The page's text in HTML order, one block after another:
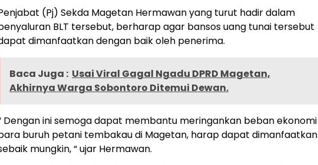
(Pj) Sekda Magetan Hermawan yang turut hadir dalam
BLT tersebut, berharap agar bansos uang tunai tersebut
dimanfaatkan dengan baik oleh penerima.
Baca Juga : Usai Viral Gagal Ngadu DPRD Magetan,
Akhirnya Warga Sobontoro Ditemui Dewan.
Dengan ini semoga dapat membantu meringankan beban ekonomi
buruh petani tembakau di Magetan, harap dapat dimanfaatkan
mungkin, “ ujar Hermawan.